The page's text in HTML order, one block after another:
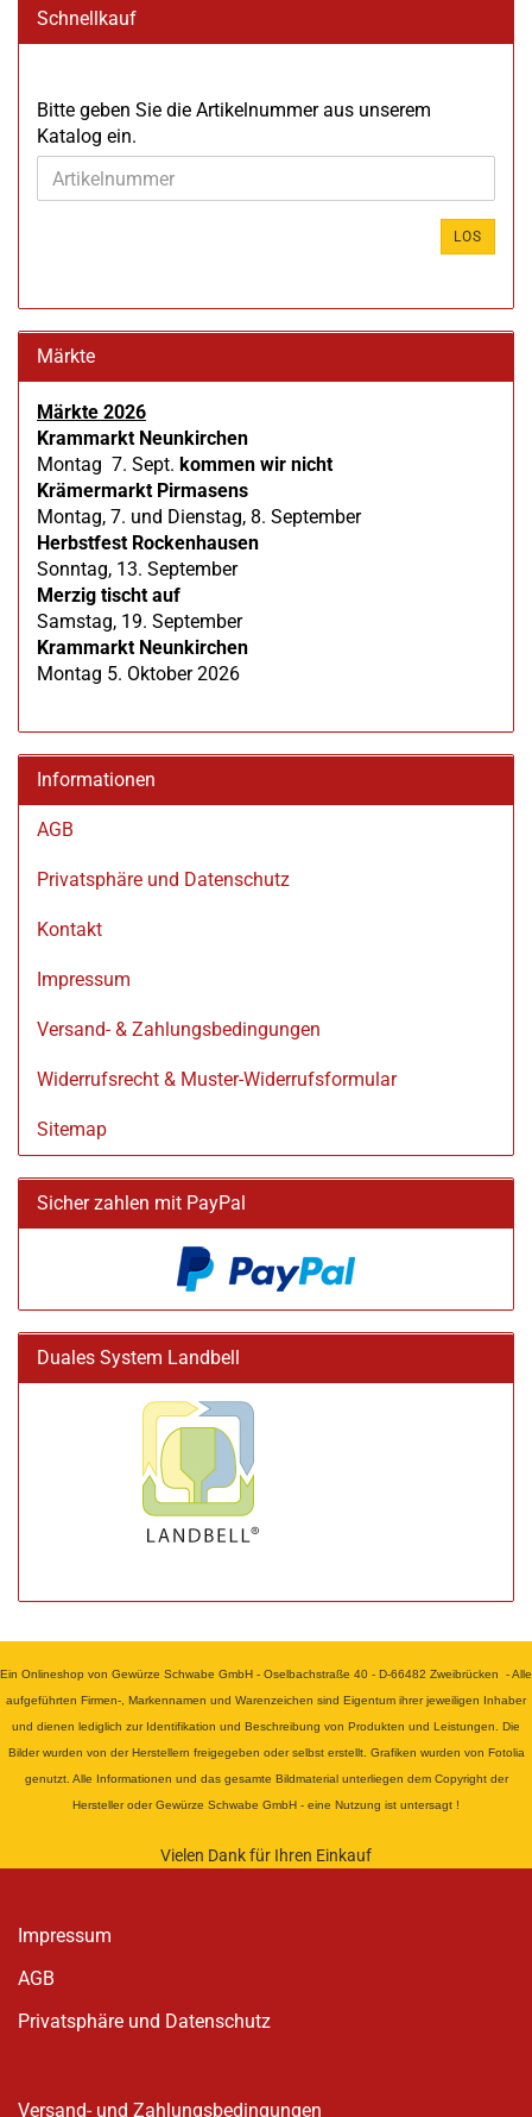
Schnellkauf
BITTE
GEBEN
SIE
DIE
Bitte geben Sie die Artikelnummer aus unserem
Katalog ein.
LOS
Märkte
Märkte 2026
Krammarkt Neunkirchen
Montag 7. Sept. kommen wir nicht
Krämermarkt Pirmasens
Montag, 7. und Dienstag, 8. September
Herbstfest Rockenhausen
Sonntag, 13. September
Merzig tischt auf
Samstag, 19. September
Krammarkt Neunkirchen
Montag 5. Oktober 2026
Informationen
AGB
Privatsphäre und Datenschutz
Kontakt
Impressum
Versand- & Zahlungsbedingungen
Widerrufsrecht & Muster-Widerrufsformular
Sitemap
Sicher zahlen mit PayPal
Duales System Landbell
Ein Onlineshop von Gewürze Schwabe GmbH - Oselbachstraße 40 - D-66482 Zweibrücken - Alle
aufgeführten Firmen-, Markennamen und Warenzeichen sind Eigentum ihrer jeweiligen Inhaber
und dienen lediglich zur Identifikation und Beschreibung von Produkten und Leistungen. Die
Bilder wurden von der Herstellern freigegeben oder selbst erstellt. Grafiken wurden von Fotolia
genutzt. Alle Informationen und das gesamte Bildmaterial unterliegen dem Copyright der
Hersteller oder Gewürze Schwabe GmbH - eine Nutzung ist untersagt !
Vielen Dank für Ihren Einkauf
Impressum
AGB
Privatsphäre und Datenschutz
Versand- und Zahlungsbedingungen